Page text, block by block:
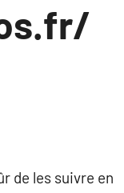
de les suivre en